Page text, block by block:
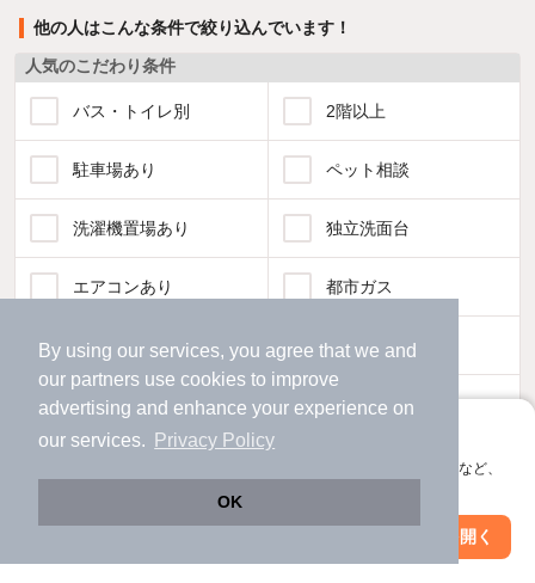
By using our services, you agree that we and
our partners use cookies to improve
advertising and enhance your experience on
our services.
Privacy Policy
OK
アプリに切り替えて、サクサクお部屋探し
会員登録なしですぐ使える。マップ検索やお気に入り保存など、
アプリを開く
他の人はこんな条件で絞り込んでいます！
人気のこだわり条件
バス・トイレ別 2階以上
駐車場あり ペット相談
洗濯機置場あり 独立洗面台
エアコンあり 都市ガス
温水洗浄便座 オートロック
コンロ2口以上 追焚き機能
インターネット無料
絞り込み条件を変更